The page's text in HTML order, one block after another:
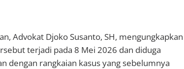
Advokat Djoko Susanto, SH, mengungkapkan
terjadi pada 8 Mei 2026 dan diduga
dengan rangkaian kasus yang sebelumnya